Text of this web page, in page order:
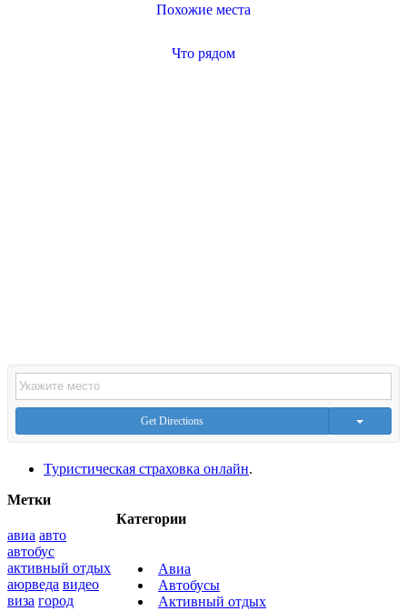
Похожие места
Что рядом
Get Directions
Туристическая страховка онлайн.
Категории
Авиа
Автобусы
Активный отдых
Метки
авиа авто
автобус
активный отдых
аюрведа видео
виза город